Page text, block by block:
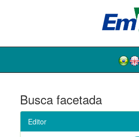
Busca facetada
Editor